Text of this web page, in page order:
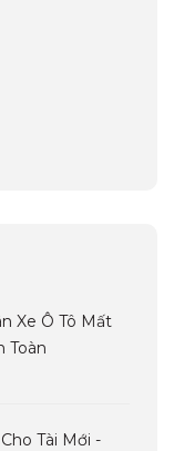
Xe Ô Tô Mất
Toàn
Tài Mới -